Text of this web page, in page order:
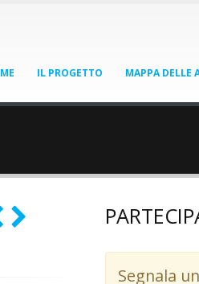
IL PROGETTO MAPPA DELLE
Segnala